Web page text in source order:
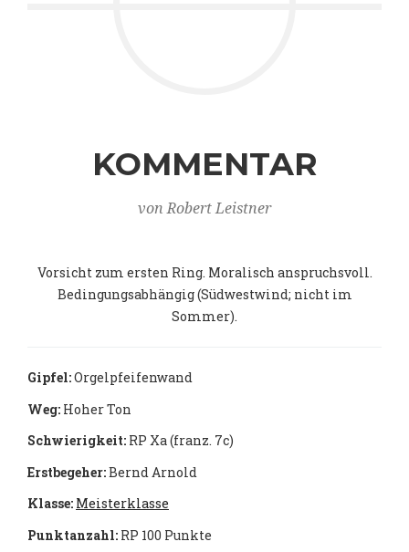
KOMMENTAR
von Robert Leistner
Vorsicht zum ersten Ring. Moralisch anspruchsvoll.
Bedingungsabhängig (Südwestwind; nicht im
Sommer).
Gipfel:Orgelpfeifenwand
Weg: Hoher Ton
Schwierigkeit: RP Xa (franz. 7c)
Erstbegeher:Bernd Arnold
Klasse: Meisterklasse
Punktanzahl: RP 100 Punkte